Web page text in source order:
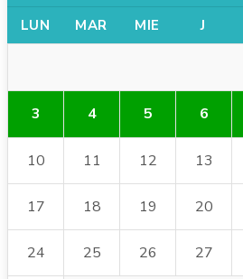
LUN MAR MIE J
3 4 5 6
10 11 12 13
17 18 19 20
24 25 26 27